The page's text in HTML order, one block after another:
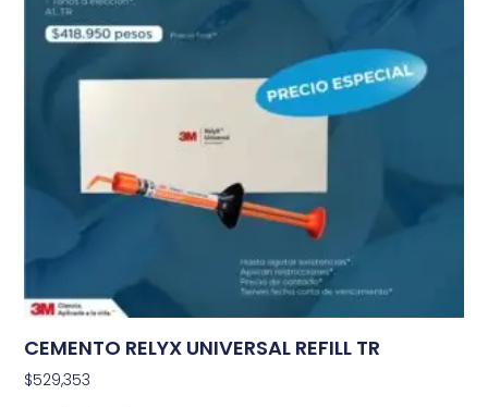
CEMENTO RELYX UNIVERSAL REFILL TR
$529,353